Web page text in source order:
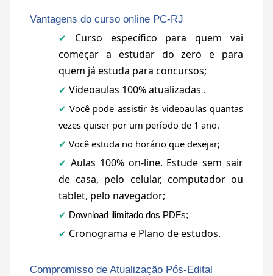
Vantagens do curso online PC-RJ
✔
Curso específico para quem vai
começar a estudar do zero e para
quem já estuda para concursos;
✔ Videoaulas 100% atualizadas .
✔ Você pode assistir às videoaulas quantas
vezes quiser por um período de 1 ano.
✔ Você estuda no horário que desejar;
✔ Aulas 100% on-line. Estudesem sair
de casa, pelo celular, computador ou
tablet, pelo navegador;
✔ Download ilimitado dos PDFs;
✔ Cronograma e Plano de estudos.
Compromisso de Atualização Pós-Edital